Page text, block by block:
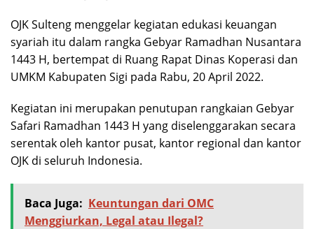
OJK Sulteng menggelar kegiatan edukasi keuangan
syariah itu dalam rangka Gebyar Ramadhan Nusantara
1443 H, bertempat di Ruang Rapat Dinas Koperasi dan
UMKM Kabupaten Sigi pada Rabu, 20 April 2022.
Kegiatan ini merupakan penutupan rangkaian Gebyar
Safari Ramadhan 1443 H yang diselenggarakan secara
serentak oleh kantor pusat, kantor regional dan kantor
OJK di seluruh Indonesia.
Baca Juga: Keuntungan dari OMC
Menggiurkan, Legal atau Ilegal?